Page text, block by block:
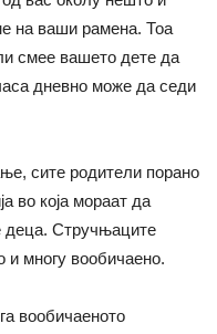
на ваши рамена. Тоа
смее вашето дете да
дневно може да седи
сите родители порано
во која мораат да
деца. Стручњаците
и многу вообичаено.
вообичаеното